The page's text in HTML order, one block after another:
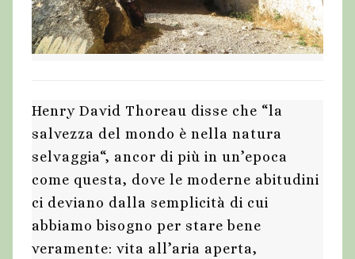
Henry David Thoreau disse che “la
salvezza del mondo è nella natura
selvaggia“, ancor di più in un’epoca
come questa, dove le moderne abitudini
ci deviano dalla semplicità di cui
abbiamo bisogno per stare bene
veramente: vita all’aria aperta,